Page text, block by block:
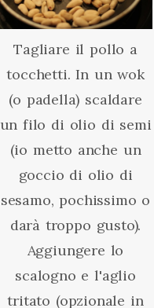
Tagliare il pollo a
tocchetti. In un wok
(o padella) scaldare
un filo di olio di semi
(io metto anche un
goccio di olio di
sesamo, pochissimo o
darà troppo gusto).
Aggiungere lo
scalogno e l'aglio
tritato (opzionale in